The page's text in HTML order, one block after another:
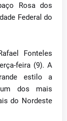
Rosa dos
Federal do
Fonteles
feira (9). A
estilo a
um dos mais
do Nordeste